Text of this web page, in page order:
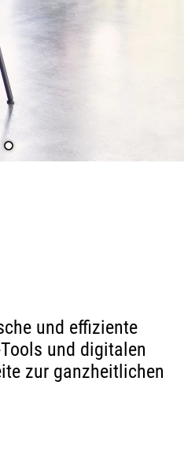
und effiziente
und digitalen
zur ganzheitlichen